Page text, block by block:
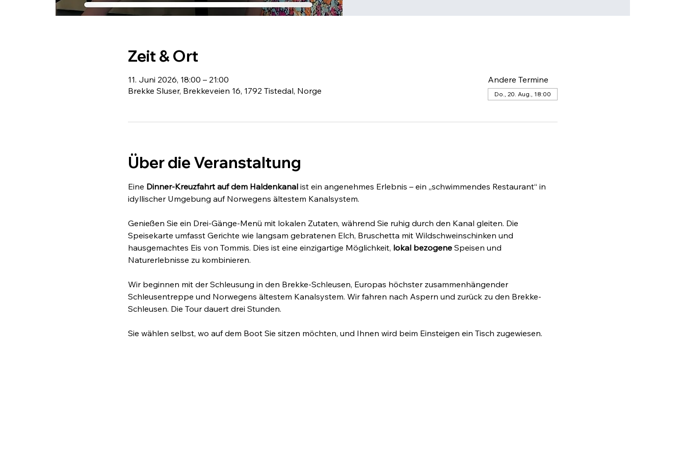
Zeit & Ort
11. Juni 2026, 18:00 – 21:00
Brekke Sluser, Brekkeveien 16, 1792 Tistedal, Norge
Andere Termine
Do., 20. Aug., 18:00
Über die Veranstaltung
Eine Dinner-Kreuzfahrt auf dem Haldenkanal ist ein angenehmes Erlebnis – ein „schwimmendes Restaurant“ in
idyllischer Umgebung auf Norwegens ältestem Kanalsystem.
Genießen Sie ein Drei-Gänge-Menü mit lokalen Zutaten, während Sie ruhig durch den Kanal gleiten. Die
Speisekarte umfasst Gerichte wie langsam gebratenen Elch, Bruschetta mit Wildschweinschinken und
hausgemachtes Eis von Tommis. Dies ist eine einzigartige Möglichkeit, lokal bezogene Speisen und
Naturerlebnisse zu kombinieren.
Wir beginnen mit der Schleusung in den Brekke-Schleusen, Europas höchster zusammenhängender
Schleusentreppe und Norwegens ältestem Kanalsystem. Wir fahren nach Aspern und zurück zu den Brekke-
Schleusen. Die Tour dauert drei Stunden.
Sie wählen selbst, wo auf dem Boot Sie sitzen möchten, und Ihnen wird beim Einsteigen ein Tisch zugewiesen.